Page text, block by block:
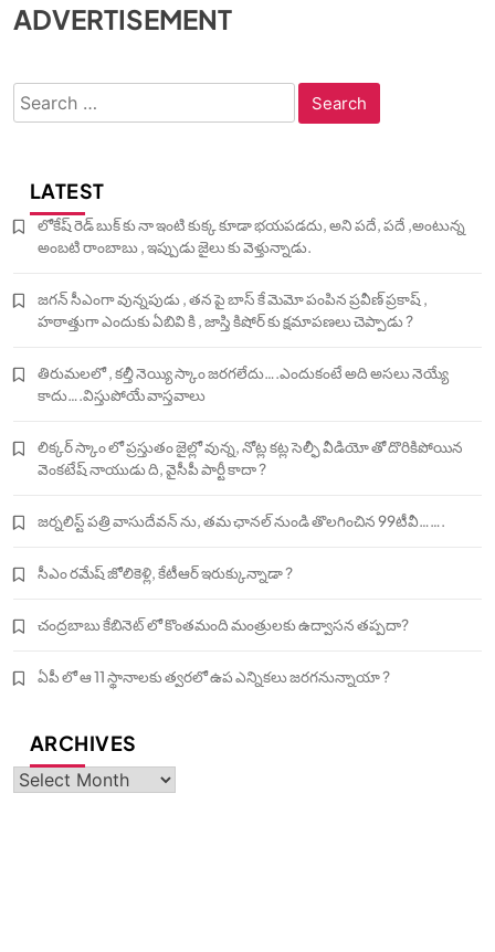
ADVERTISEMENT
Search
for:
LATEST
లోకేష్ రెడ్ బుక్ కు నా ఇంటి కుక్క కూడా భయపడదు, అని పదే, పదే ,అంటున్న
అంబటి రాంబాబు , ఇప్పుడు జైలు కు వెళ్తున్నాడు.
జగన్ సీఎంగా వున్నపుడు , తన పై బాస్ కే మెమో పంపిన ప్రవీణ్ ప్రకాష్ ,
హఠాత్తుగా ఎందుకు ఏబివి కి , జాస్తి కిషోర్ కు క్షమాపణలు చెప్పాడు ?
తిరుమలలో , కల్తీ నెయ్యి స్కాం జరగలేదు….ఎందుకంటే అది అసలు నెయ్యే
కాదు….విస్తుపోయే వాస్తవాలు
లిక్కర్ స్కాం లో ప్రస్తుతం జైల్లో వున్న, నోట్ల కట్ల సెల్ఫీ వీడియో తో దొరికిపోయిన
వెంకటేష్ నాయుడు ది, వైసీపీ పార్టీ కాదా ?
జర్నలిస్ట్ పత్రి వాసుదేవన్ ను, తమ ఛానల్ నుండి తొలగించిన 99టీవీ…….
సీఎం రమేష్ జోలికెళ్లి, కేటీఆర్ ఇరుక్కున్నాడా ?
చంద్రబాబు కేబినెట్ లో కొంతమంది మంత్రులకు ఉద్వాసన తప్పదా?
ఏపీ లో ఆ 11 స్థానాలకు త్వరలో ఉప ఎన్నికలు జరగనున్నాయా ?
ARCHIVES
Archives